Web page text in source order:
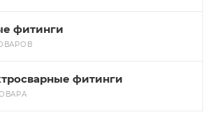
фитинги
фитинги